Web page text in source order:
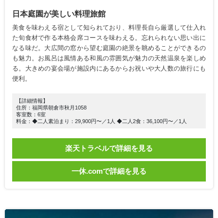
日本庭園が美しい料理旅館
美食を味わえる宿として知られており、料理長自ら厳選して仕入れ
た旬食材で作る本格会席コースを味わえる。忘れられない思い出に
なる味だ。大広間の窓から望む庭園の絶景を眺めることができるの
も魅力。お風呂は風情ある和風の雰囲気が魅力の天然温泉を楽しめ
る。大きめの宴会場が施設内にあるからお祝いや大人数の旅行にも
便利。
【詳細情報】
住所：福岡県朝倉市秋月1058
客室数：6室
料金：◆二人素泊まり：29,900円〜／1人 ◆二人2食：36,100円〜／1人
楽天トラベルで詳細を見る
一休.comで詳細を見る